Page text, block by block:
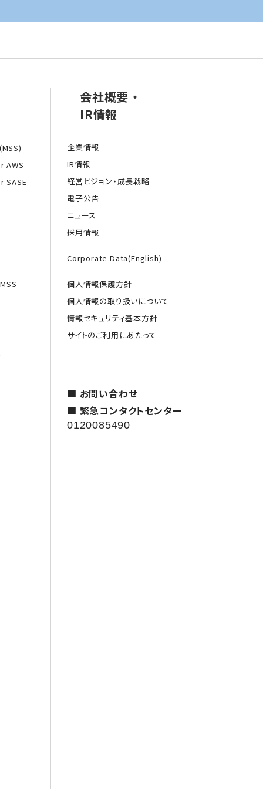
AWS
SASE
会社概要 ・
IR情報
企業情報
IR情報
経営ビジョン・成長戦略
電子公告
ニュース
採用情報
Corporate Data(English)
個人情報保護方針
個人情報の取り扱いについて
情報セキュリティ基本方針
サイトのご利用にあたって
■ お問い合わせ
■ 緊急コンタクトセンター
0120085490